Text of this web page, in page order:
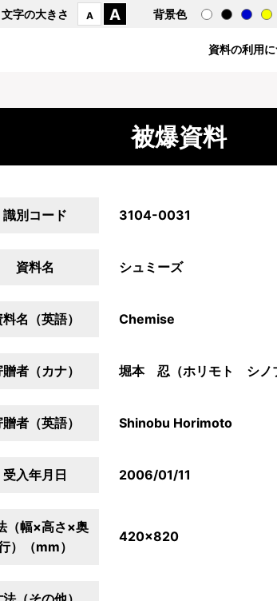
文字の大きさ A A 背景色
資料の利用
被爆資料
識別コード 3104-0031
資料名 シュミーズ
名（英語） Chemise
者（カナ） 堀本 忍（ホリモト シノ
者（英語） Shinobu Horimoto
受入年月日 2006/01/11
（幅×高さ×奥
）（mm）
420×820